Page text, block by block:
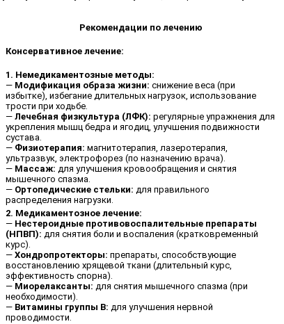
Рекомендации по лечению
Консервативное лечение:
1. Немедикаментозные методы:
— Модификация образа жизни: снижение веса (при
избытке), избегание длительных нагрузок, использование
трости при ходьбе.
— Лечебная физкультура (ЛФК): регулярные упражнения для
укрепления мышц бедра и ягодиц, улучшения подвижности
сустава.
— Физиотерапия: магнитотерапия, лазеротерапия,
ультразвук, электрофорез (по назначению врача).
— Массаж: для улучшения кровообращения и снятия
мышечного спазма.
— Ортопедические стельки: для правильного
распределения нагрузки.
2. Медикаментозное лечение:
— Нестероидные противовоспалительные препараты
(НПВП): для снятия боли и воспаления (кратковременный
курс).
— Хондропротекторы: препараты, способствующие
восстановлению хрящевой ткани (длительный курс,
эффективность спорна).
— Миорелаксанты: для снятия мышечного спазма (при
необходимости).
— Витамины группы В: для улучшения нервной
проводимости.